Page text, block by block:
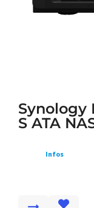
Synology
S ATA
Infos